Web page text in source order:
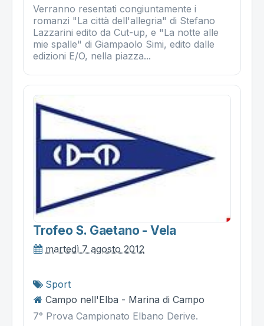
Verranno resentati congiuntamente i
romanzi "La città dell'allegria" di Stefano
Lazzarini edito da Cut-up, e "La notte alle
mie spalle" di Giampaolo Simi, edito dalle
edizioni E/O, nella piazza...
Trofeo S. Gaetano - Vela
martedì 7 agosto 2012
Sport
Campo nell'Elba - Marina di Campo
7° Prova Campionato Elbano Derive.